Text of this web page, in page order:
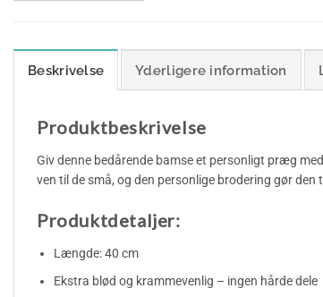
Beskrivelse Yderligere information
Produktbeskrivelse
Giv denne bedårende bamse et personligt præg
ven til de små, og den personlige brodering gør den
Produktdetaljer:
Længde: 40 cm
Ekstra blød og krammevenlig – ingen hårde dele